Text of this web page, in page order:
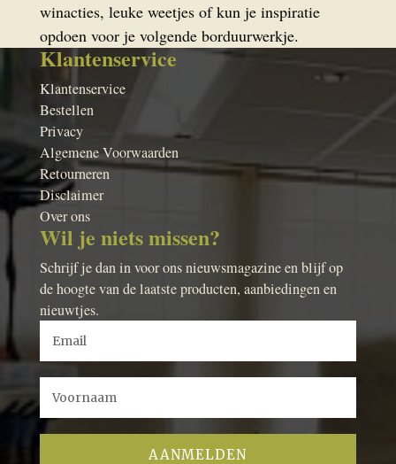
winacties, leuke weetjes of kun je inspiratie
opdoen voor je volgende borduurwerkje.
Klantenservice
Klantenservice
Bestellen
Privacy
Algemene Voorwaarden
Retourneren
Disclaimer
Over ons
Wil je niets missen?
Schrijf je dan in voor ons nieuwsmagazine en blijf op
de hoogte van de laatste producten, aanbiedingen en
nieuwtjes.